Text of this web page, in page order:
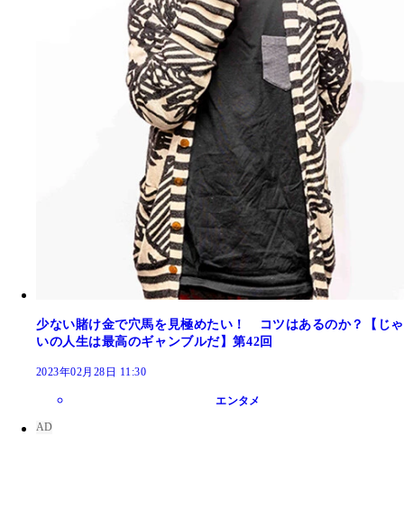
少ない賭け金で穴馬を見極めたい！ コツはあるのか？【じゃ
いの人生は最高のギャンブルだ】第42回
2023年02月28日 11:30
エンタメ